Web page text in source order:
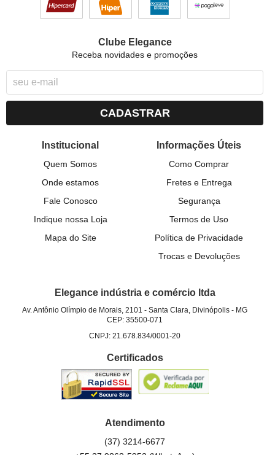
Clube Elegance
Receba novidades e promoções
CADASTRAR
Institucional
Quem Somos
Onde estamos
Fale Conosco
Indique nossa Loja
Mapa do Site
Informações Úteis
Como Comprar
Fretes e Entrega
Segurança
Termos de Uso
Política de Privacidade
Trocas e Devoluções
Elegance indústria e comércio ltda
Av. Antônio Olímpio de Morais, 2101 -Santa Clara, Divinópolis - MG
CEP: 35500-071
CNPJ: 21.678.834/0001-20
Certificados
Atendimento
(37) 3214-6677